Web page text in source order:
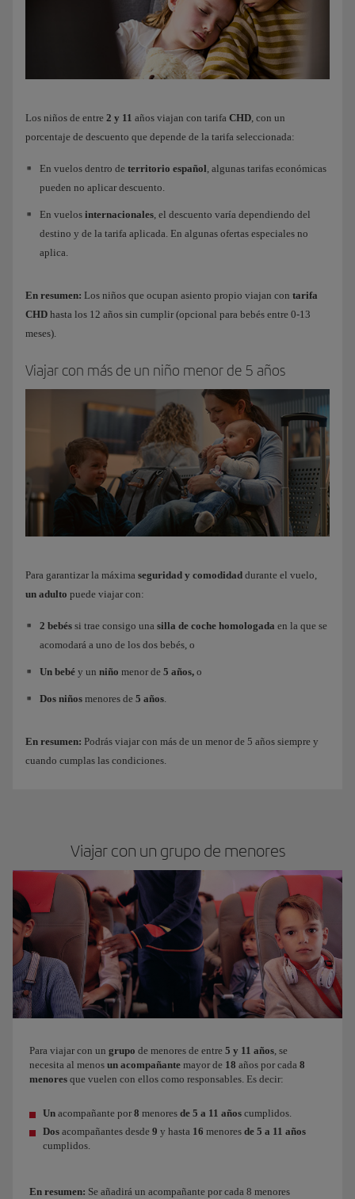
Los niños de entre 2 y 11 años viajan con tarifa CHD , con un
porcentaje de descuento que depende de la tarifa seleccionada:
En vuelos dentro de territorio español , algunas tarifas económicas
pueden no aplicar descuento.
En vuelos internacionales , el descuento varía dependiendo del
destino y de la tarifa aplicada. En algunas ofertas especiales no
aplica.
En resumen: Los niños que ocupan asiento propio viajan con tarifa
CHD hasta los 12 años sin cumplir (opcional para bebés entre 0-13
meses).
Viajar con más de un niño menor de 5 años
Para garantizar la máxima seguridad y comodidad durante el vuelo,
un adulto puede viajar con:
2 bebés si trae consigo una silla de coche homologada en la que se
acomodará a uno de los dos bebés, o
Un bebé y un niño menor de 5 años, o
Dos niños menores de 5 años
En resumen: Podrás viajar con más de un menor de 5 años siempre y
cuando cumplas las condiciones.
Viajar con un grupo de menores
Para viajar con un grupo de menores de entre 5 y 11 años, se
necesita al menos un acompañante mayor de 18 años por cada 8
menores que vuelen con ellos como responsables. Es decir:
Un acompañante por 8 menores de 5 a 11 años cumplidos.
Dos acompañantes desde 9 y hasta 16 menores de 5 a 11 años
cumplidos.
En resumen: Se añadirá un acompañante por cada 8 menores